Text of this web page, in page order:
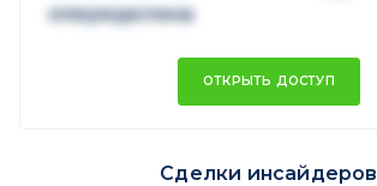
опеределена
ОТКРЫТЬ ДОСТУП
Сделки инсайдеров